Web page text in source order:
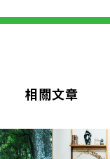
相關文章